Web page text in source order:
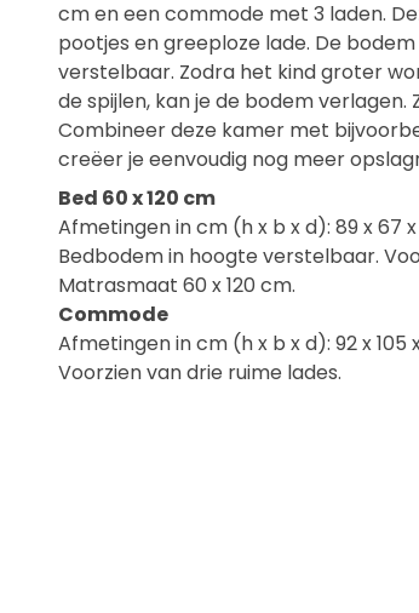
cm en een commode met 3 laden.
pootjes en greeploze lade. De
verstelbaar. Zodra het kind groter
de spijlen, kan je de bodem
Combineer deze kamer met
creëer je eenvoudig nog meer
Bed 60 x 120 cm
Afmetingen in cm (h x b x d): 89 x 67 x
Bedbodem in hoogte verstelbaar.
Matrasmaat 60 x 120 cm.
Commode
Afmetingen in cm (h x b x d): 92 x 105
Voorzien van drie ruime lades.